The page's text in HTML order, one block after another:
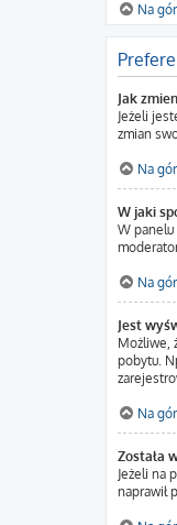
Na
Jak
Jeżeli
zmian
Na
W jaki
W panelu
Na
Jest
Możliwe,
pobytu.
Na
Została
Jeżeli na
naprawił